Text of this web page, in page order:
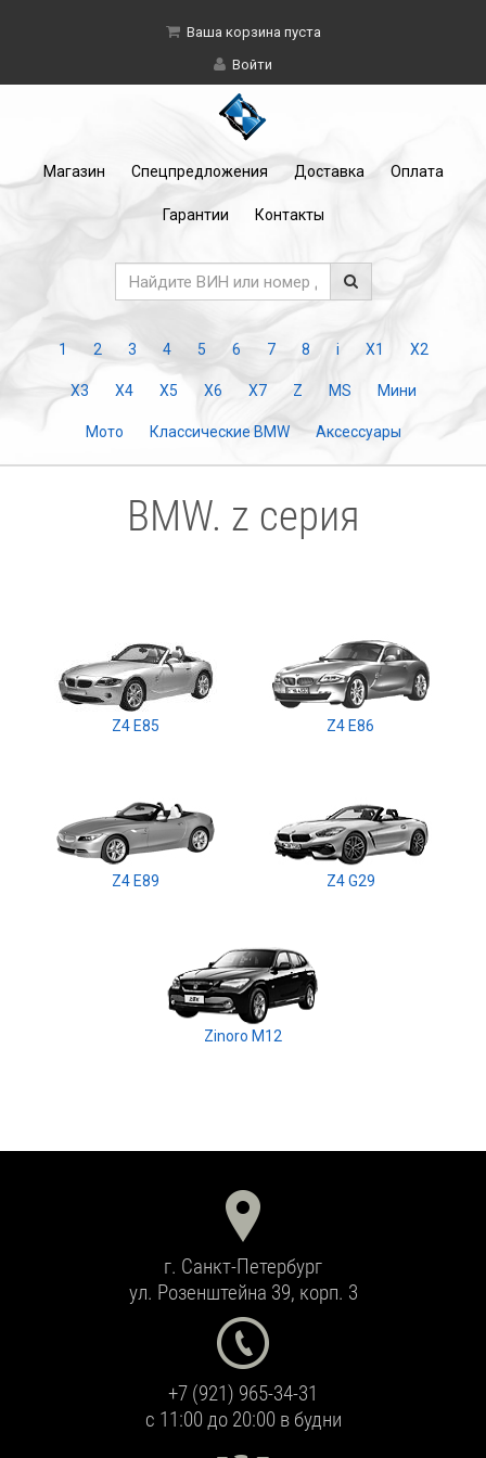
Ваша корзина пуста
Войти
Магазин Спецпредложения Доставка Оплата
Гарантии Контакты
1 2 3 4 5 6 7 8 i X1 X2
X3 X4 X5 X6 X7 Z MS Мини
Мото Классические BMW Аксессуары
BMW. z cерия
Z4 E85 Z4 E86
Z4 E89 Z4 G29
Zinoro M12
г. Санкт-Петербург
ул. Розенштейна 39, корп. 3
+7 (921) 965-34-31
с 11:00 до 20:00 в будни